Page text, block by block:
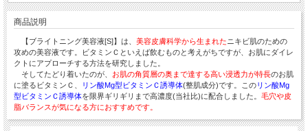
商品説明
【ブライトニング美容液[S]】は、 美容皮膚科学から生まれた ニキビ肌のための
攻めの美容液です。ビタミンＣといえば飲むものと考えがちですが、お肌にダイレ
クトにアプローチする方法を研究しました。
そしてたどり着いたのが、 お肌の角質層の奥まで達する高い浸透力が特長のお肌
に塗るビタミンＣ、
リン酸Mg型ビタミンＣ誘導体(整肌成分)です。このリン酸Mg
型ビタミンＣ誘導体を限界ギリギリまで高濃度(当社比)に配合しました。 毛穴や皮
脂バランスが気になる方におすすめです。